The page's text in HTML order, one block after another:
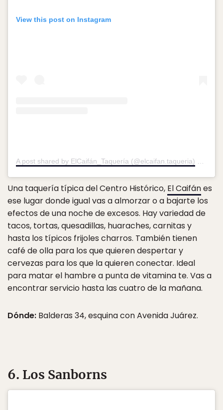
View this post on Instagram
A post shared by ElCaifán_Taquería (@elcaifan.taqueria)
Una taquería típica del Centro Histórico, El Caifánes
ese lugar donde igual vas a almorzar o a bajarte los
efectos de una noche de excesos. Hay variedad de
tacos, tortas, quesadillas, huaraches, carnitas y
hasta los típicos frijoles charros. También tienen
café de olla para los que quieren despertar y
cervezas para los que la quieren conectar. Ideal
para matar el hambre a punta de vitamina te. Vas a
encontrar servicio hasta las cuatro de la mañana.
Dónde: Balderas 34, esquina con Avenida Juárez.
6. Los Sanborns